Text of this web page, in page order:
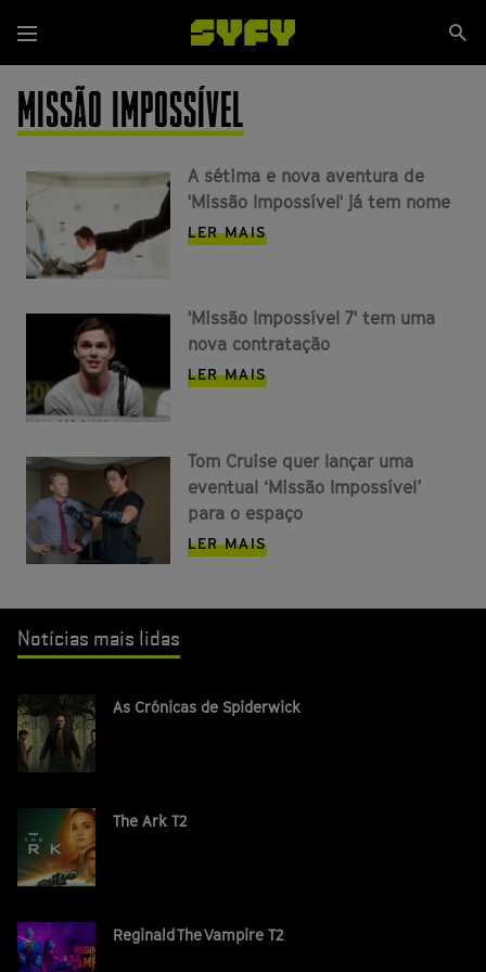
para
o
conteúdo
principal
Menu
MISSÃO IMPOSSÍVEL
A sétima e nova aventura de
'Missão Impossível' já tem nome
LER MAIS
'Missão Impossível 7' tem uma
nova contratação
LER MAIS
Tom Cruise quer lançar uma
eventual ‘Missão Impossível’
para o espaço
LER MAIS
Notícias mais lidas
As Crónicas de Spiderwick
The Ark T2
Reginald The Vampire T2